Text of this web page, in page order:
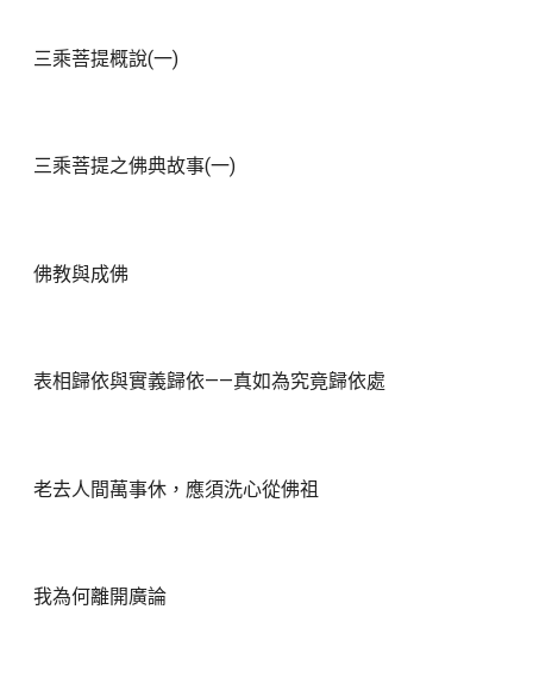
三乘菩提概說(一)
三乘菩提之佛典故事(一)
佛教與成佛
表相歸依與實義歸依——真如為究竟歸依處
老去人間萬事休，應須洗心從佛祖
我為何離開廣論